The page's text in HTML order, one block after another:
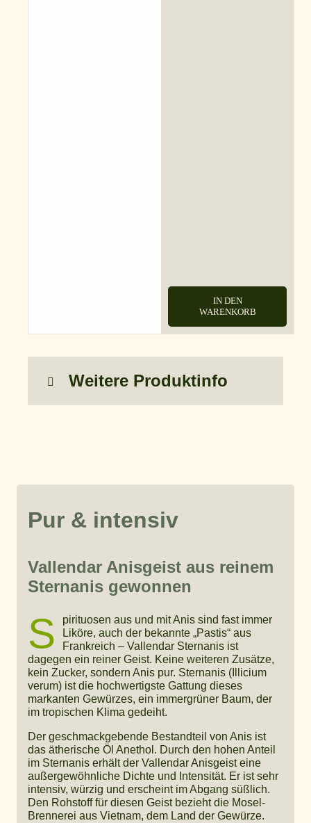
IN DEN
WARENKORB
Weitere Produktinfo
Pur & intensiv
Vallendar Anisgeist aus reinem
Sternanis gewonnen
S
pirituosen aus und mit Anis sind fast immer
Liköre, auch der bekannte „Pastis“ aus
Frankreich – Vallendar Sternanis ist
dagegen ein reiner Geist. Keine weiteren Zusätze,
kein Zucker, sondern Anis pur. Sternanis (Illicium
verum) ist die hochwertigste Gattung dieses
markanten Gewürzes, ein immergrüner Baum, der
im tropischen Klima gedeiht.
Der geschmackgebende Bestandteil von Anis ist
das ätherische Öl Anethol. Durch den hohen Anteil
im Sternanis erhält der Vallendar Anisgeist eine
außergewöhnliche Dichte und Intensität. Er ist sehr
intensiv, würzig und erscheint im Abgang süßlich.
Den Rohstoff für diesen Geist bezieht die Mosel-
Brennerei aus Vietnam, dem Land der Gewürze.